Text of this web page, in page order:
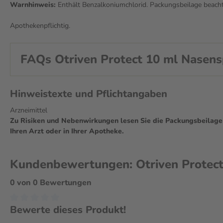
Warnhinweis: Enthält Benzalkoniumchlorid. Packungsbeilage
Apothekenpflichtig.
FAQs Otriven Protect 10 ml
Hinweistexte und Pflichtangaben
Arzneimittel
Zu Risiken und Nebenwirkungen lesen Sie die
Ihren Arzt oder in Ihrer Apotheke.
Kundenbewertungen: Otriven
0 von 0 Bewertungen
Bewerte dieses Produkt!